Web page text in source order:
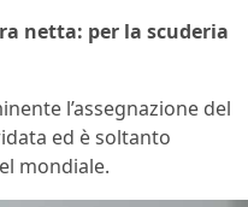
netta: per la scuderia
l’assegnazione del
ed è soltanto
mondiale.